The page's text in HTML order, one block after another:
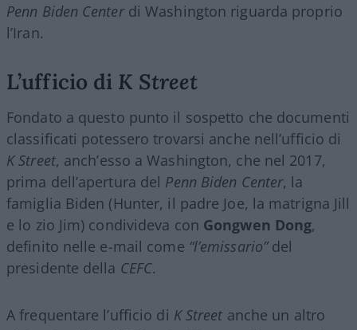
Penn Biden Centerdi Washington riguarda proprio
l’Iran.
L’ufficio di K Street
Fondato a questo punto il sospetto che documenti
classificati potessero trovarsi anche nell’ufficio di
K Street, anch’esso a Washington, che nel 2017,
prima dell’apertura del Penn Biden Center, la
famiglia Biden (Hunter, il padre Joe, la matrigna Jill
e lo zio Jim) condivideva con Gongwen Dong,
definito nelle e-mail come “l’emissario”del
presidente della CEFC.
A frequentare l’ufficio di K Street anche un altro